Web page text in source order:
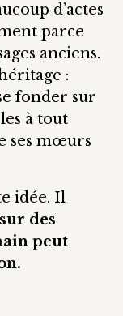
d’actes
parce
anciens.
:
fonder sur
à tout
ses mœurs
idée. Il
des
peut